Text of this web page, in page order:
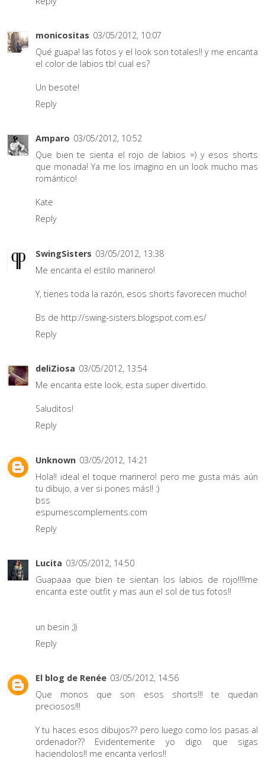
monicositas 03/05/2012, 10:07
Qué guapa! las fotos y el look son totales!! y me encanta
el color de labios tb! cual es?
Un besote!
Reply
Amparo 03/05/2012, 10:52
Que bien te sienta el rojo de labios =) y esos shorts
que monada! Ya me los imagino en un look mucho mas
romántico!
Kate
Reply
SwingSisters 03/05/2012, 13:38
Me encanta el estilo marinero!
Y, tienes toda la razón, esos shorts favorecen mucho!
Bs de http://swing-sisters.blogspot.com.es/
Reply
deliZiosa 03/05/2012, 13:54
Me encanta este look, esta super divertido.
Saluditos!
Reply
Unknown 03/05/2012, 14:21
Hola!! ideal el toque marinero! pero me gusta más aún
tu dibujo, a ver si pones más!! :)
bss
espurnescomplements.com
Reply
Lucita 03/05/2012, 14:50
Guapaaa que bien te sientan los labios de rojo!!!!me
encanta este outfit y mas aun el sol de tus fotos!!
un besin ;))
Reply
El blog de Renée 03/05/2012, 14:56
Que monos que son esos shorts!!! te quedan
preciosos!!!
Y tu haces esos dibujos?? pero luego como los pasas al
ordenador?? Evidentemente yo digo que sigas
haciendolos!! me encanta verlos!!